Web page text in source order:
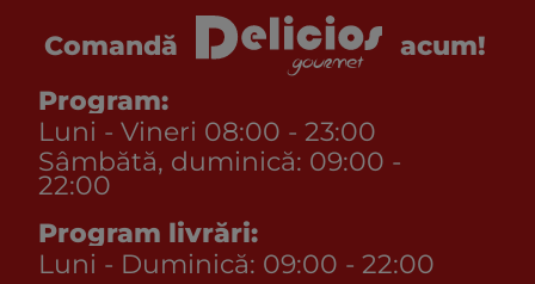
Comandă acum!
Program:
Luni - Vineri 08:00 - 23:00
Sâmbătă, duminică: 09:00 -
22:00
Program livrări:
Luni - Duminică: 09:00 - 22:00